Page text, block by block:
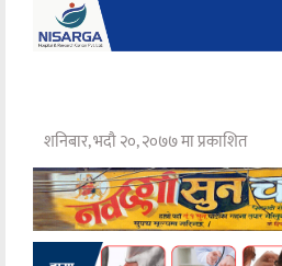
शनिबार, भदौ २०, २०७७ मा प्रकाशित